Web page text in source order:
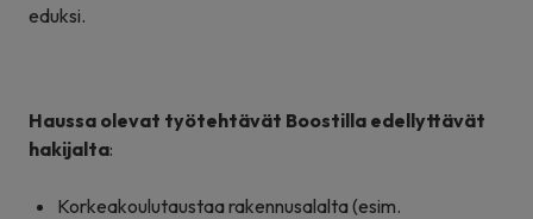
eduksi.
Haussa olevat työtehtävät Boostilla edellyttävät
hakijalta:
Korkeakoulutaustaa rakennusalalta (esim.